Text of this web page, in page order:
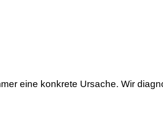
eine konkrete Ursache. Wir